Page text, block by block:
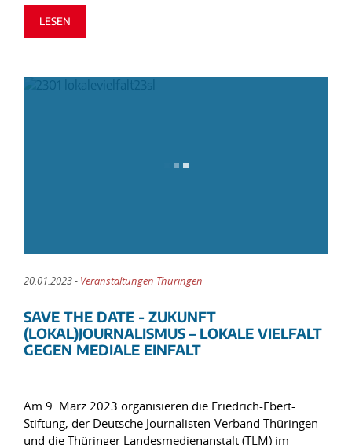
LESEN
20.01.2023 - Veranstaltungen Thüringen
SAVE THE DATE - ZUKUNFT
(LOKAL)JOURNALISMUS – LOKALE VIELFALT
GEGEN MEDIALE EINFALT
Am 9. März 2023 organisieren die Friedrich-Ebert-
Stiftung, der Deutsche Journalisten-Verband Thüringen
und die Thüringer Landesmedienanstalt (TLM) im